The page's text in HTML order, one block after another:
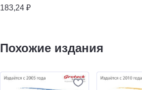
183,24 ₽
Похожие издания